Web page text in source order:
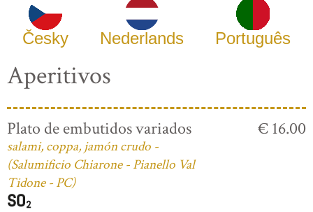
Česky Nederlands Português
Aperitivos
Plato de embutidos variados
salami, coppa, jamón crudo -
(Salumificio Chiarone - Pianello Val
Tidone - PC)
€ 16.00